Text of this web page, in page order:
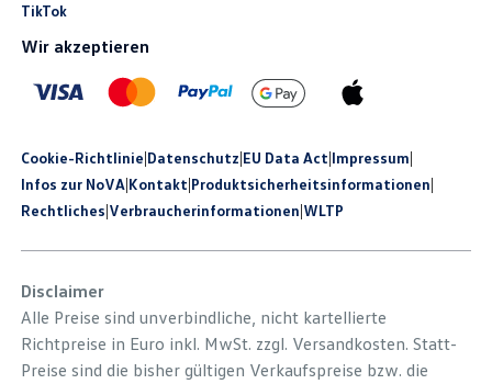
TikTok
Wir akzeptieren
Cookie-Richtlinie|Datenschutz|EU Data Act|Impressum|
Infos zur NoVA|Kontakt|Produkt­sicherheits­informationen|
Rechtliches|Verbraucherinformationen|WLTP
Disclaimer
Alle Preise sind unverbindliche, nicht kartellierte
Richtpreise in Euro inkl. MwSt. zzgl. Versandkosten. Statt-
Preise sind die bisher gültigen Verkaufspreise bzw. die